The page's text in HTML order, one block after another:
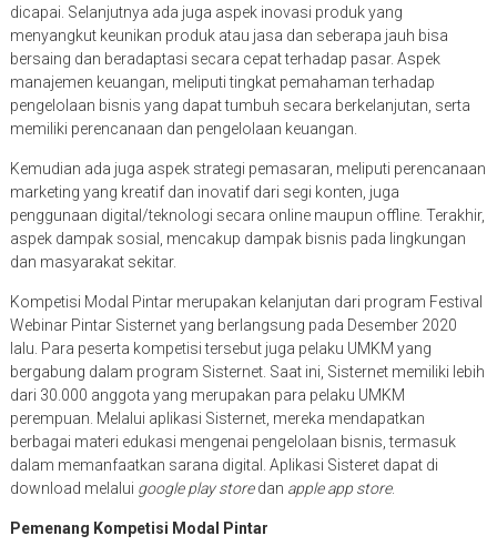
dicapai. Selanjutnya ada juga aspek inovasi produk yang
menyangkut keunikan produk atau jasa dan seberapa jauh bisa
bersaing dan beradaptasi secara cepat terhadap pasar. Aspek
manajemen keuangan, meliputi tingkat pemahaman terhadap
pengelolaan bisnis yang dapat tumbuh secara berkelanjutan, serta
memiliki perencanaan dan pengelolaan keuangan.
Kemudian ada juga aspek strategi pemasaran, meliputi perencanaan
marketing yang kreatif dan inovatif dari segi konten, juga
penggunaan digital/teknologi secara online maupun offline. Terakhir,
aspek dampak sosial, mencakup dampak bisnis pada lingkungan
dan masyarakat sekitar.
Kompetisi Modal Pintar merupakan kelanjutan dari program Festival
Webinar Pintar Sisternet yang berlangsung pada Desember 2020
lalu. Para peserta kompetisi tersebut juga pelaku UMKM yang
bergabung dalam program Sisternet. Saat ini, Sisternet memiliki lebih
dari 30.000 anggota yang merupakan para pelaku UMKM
perempuan. Melalui aplikasi Sisternet, mereka mendapatkan
berbagai materi edukasi mengenai pengelolaan bisnis, termasuk
dalam memanfaatkan sarana digital. Aplikasi Sisteret dapat di
download melalui google play storedan apple app store.
Pemenang Kompetisi Modal Pintar